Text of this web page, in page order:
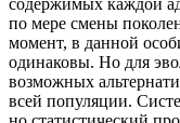
по мере смены
момент, в данной
одинаковы. Но для
возможных
всей популяции.